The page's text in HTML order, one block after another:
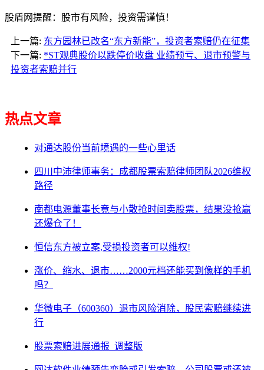
股盾网提醒：股市有风险，投资需谨慎！
上一篇: 东方园林已改名“东方新能”，投资者索赔仍在征集
下一篇: *ST观典股价以跌停价收盘 业绩预亏、退市预警与
投资者索赔并行
热点文章
对通达股份当前境遇的一些心里话
四川中沛律师事务：成都股票索赔律师团队2026维权
路径
南都电源董事长竟与小散抢时间卖股票，结果没抢赢
还爆仓了！
恒信东方被立案,受损投资者可以维权!
涨价、缩水、退市……2000元档还能买到像样的手机
吗？
华微电子（600360）退市风险消除，股民索赔继续进
行
股票索赔进展通报_调整版